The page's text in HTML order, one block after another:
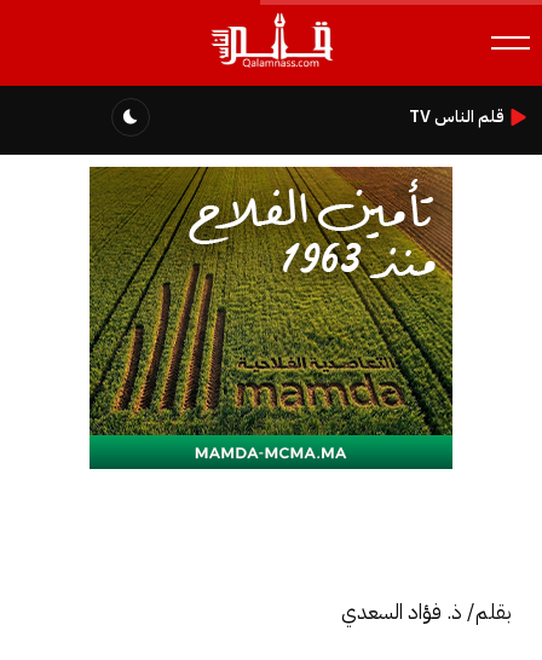
قلم الناس TV
بقلم/ ذ. فؤاد السعدي